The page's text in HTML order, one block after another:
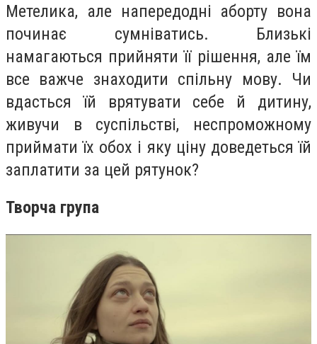
Метелика, але напередодні аборту вона
починає сумніватись. Близькі
намагаються прийняти її рішення, але їм
все важче знаходити спільну мову. Чи
вдасться їй врятувати себе й дитину,
живучи в суспільстві, неспроможному
приймати їх обох і яку ціну доведеться їй
заплатити за цей рятунок?
Творча група